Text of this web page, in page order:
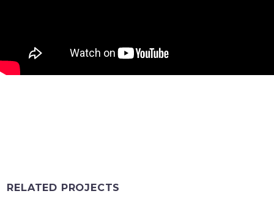
RELATED PROJECTS